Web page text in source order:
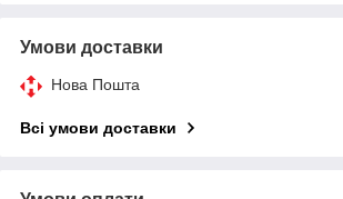
Умови доставки
Нова Пошта
Всі умови доставки